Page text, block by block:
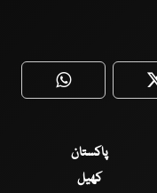
WhatsApp
پاکستان
کھیل